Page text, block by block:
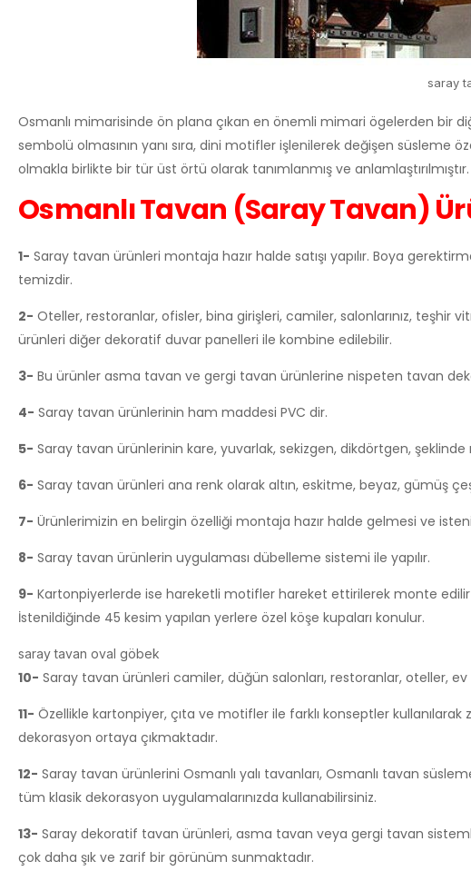
saray
Osmanlı mimarisinde ön plana çıkan en önemli mimari ögelerden bir
sembolü olmasının yanı sıra, dini motifler işlenilerek değişen süsleme
olmakla birlikte bir tür üst örtü olarak tanımlanmış ve anlamlaştırılmıştır.
Osmanlı Tavan (Saray Tavan)
1- Saray tavan ürünleri montaja hazır halde satışı yapılır. Boya
temizdir.
2- Oteller, restoranlar, ofisler, bina girişleri, camiler, salonlarınız, teşhir
ürünleri diğer dekoratif duvar panelleri ile kombine edilebilir.
3- Bu ürünler asma tavan ve gergi tavan ürünlerine nispeten tavan
4- Saray tavan ürünlerinin ham maddesi PVC dir.
5- Saray tavan ürünlerinin kare, yuvarlak, sekizgen, dikdörtgen, şeklinde
6- Saray tavan ürünleri ana renk olarak altın, eskitme, beyaz, gümüş
7- Ürünlerimizin en belirgin özelliği montaja hazır halde gelmesi ve
8- Saray tavan ürünlerin uygulaması dübelleme sistemi ile yapılır.
9- Kartonpiyerlerde ise hareketli motifler hareket ettirilerek monte edilir
İstenildiğinde 45 kesim yapılan yerlere özel köşe kupaları konulur.
saray tavan oval göbek
10- Saray tavan ürünleri camiler, düğün salonları, restoranlar, oteller, ev
11- Özellikle kartonpiyer, çıta ve motifler ile farklı konseptler kullanılarak
dekorasyon ortaya çıkmaktadır.
12- Saray tavan ürünlerini Osmanlı yalı tavanları, Osmanlı tavan
tüm klasik dekorasyon uygulamalarınızda kullanabilirsiniz.
13- Saray dekoratif tavan ürünleri, asma tavan veya gergi tavan
çok daha şık ve zarif bir görünüm sunmaktadır.